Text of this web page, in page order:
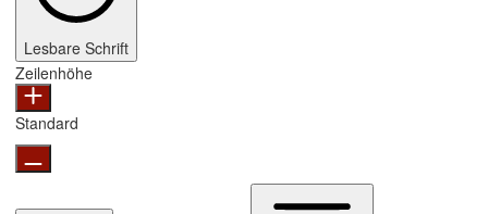
Lesbare Schrift
Zeilenhöhe
Standard